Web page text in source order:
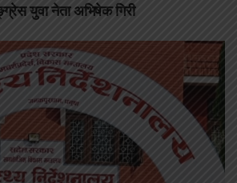
युवा नेता अभिषेक गिरी